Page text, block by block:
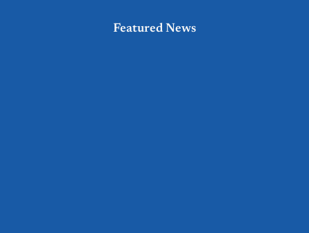
Featured News